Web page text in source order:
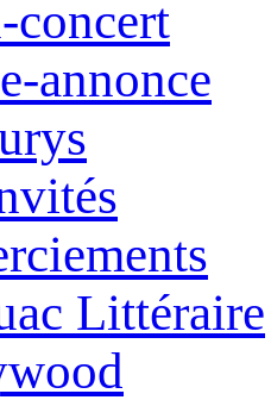
concert
annonce
Littéraire